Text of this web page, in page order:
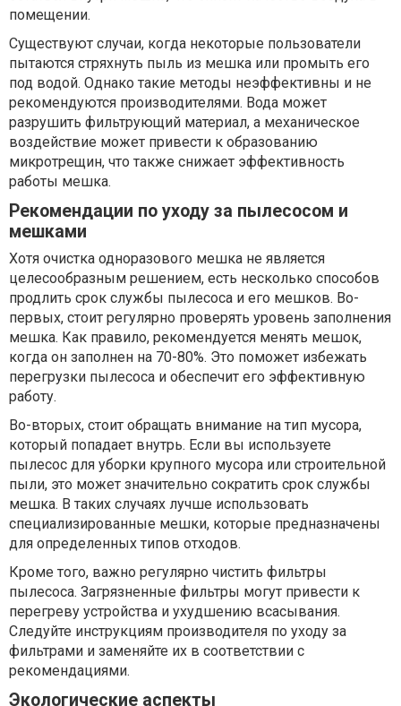
помещении.
Существуют случаи, когда некоторые пользователи
пытаются стряхнуть пыль из мешка или промыть его
под водой. Однако такие методы неэффективны и не
рекомендуются производителями. Вода может
разрушить фильтрующий материал, а механическое
воздействие может привести к образованию
микротрещин, что также снижает эффективность
работы мешка.
Рекомендации по уходу за пылесосом и
мешками
Хотя очистка одноразового мешка не является
целесообразным решением, есть несколько способов
продлить срок службы пылесоса и его мешков. Во-
первых, стоит регулярно проверять уровень заполнения
мешка. Как правило, рекомендуется менять мешок,
когда он заполнен на 70-80%. Это поможет избежать
перегрузки пылесоса и обеспечит его эффективную
работу.
Во-вторых, стоит обращать внимание на тип мусора,
который попадает внутрь. Если вы используете
пылесос для уборки крупного мусора или строительной
пыли, это может значительно сократить срок службы
мешка. В таких случаях лучше использовать
специализированные мешки, которые предназначены
для определенных типов отходов.
Кроме того, важно регулярно чистить фильтры
пылесоса. Загрязненные фильтры могут привести к
перегреву устройства и ухудшению всасывания.
Следуйте инструкциям производителя по уходу за
фильтрами и заменяйте их в соответствии с
рекомендациями.
Экологические аспекты